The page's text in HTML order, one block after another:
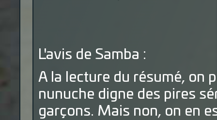
L'avis de Samba :
A la lecture du résumé, on
nunuche digne des pires
garçons. Mais non, on en